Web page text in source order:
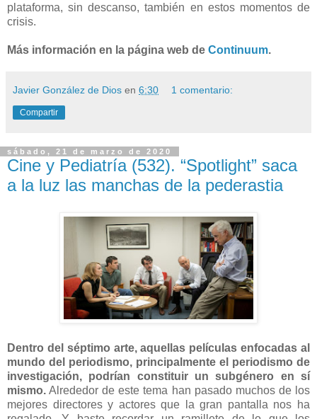
plataforma, sin descanso, también en estos momentos de
crisis.
Más información en la página web de Continuum.
Javier González de Dios en 6:30 1 comentario:
Compartir
sábado, 21 de marzo de 2020
Cine y Pediatría (532). “Spotlight” saca
a la luz las manchas de la pederastia
Dentro del séptimo arte, aquellas películas enfocadas al
mundo del periodismo, principalmente el periodismo de
investigación, podrían constituir un subgénero en sí
mismo. Alrededor de este tema han pasado muchos de los
mejores directores y actores que la gran pantalla nos ha